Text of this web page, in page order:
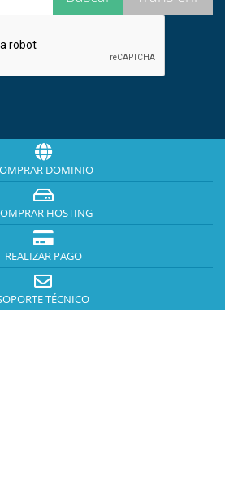
DOMINIO
HOSTING
REALIZAR PAGO
TÉCNICO